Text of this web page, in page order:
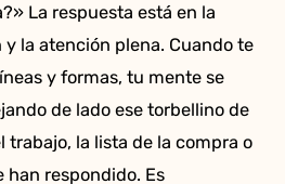
La respuesta está en la
la atención plena. Cuando te
y formas, tu mente se
de lado ese torbellino de
trabajo, la lista de la compra o
han respondido. Es